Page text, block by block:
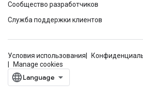
Сообщество разработчиков
Служба поддержки клиентов
Условия использования
Manage cookies